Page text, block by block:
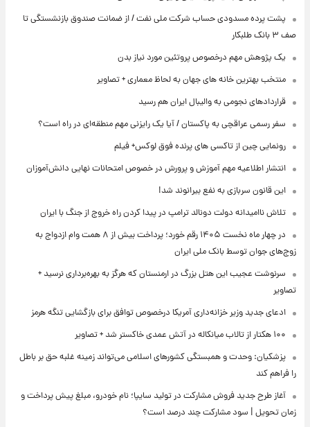
پشت پرده‌ مسدودی حساب شرکت ملی نفت / از ضمانت صندوق بازنشستگی تا
صف ۳ بانک طلبکار
یک پژوهش مهم درخصوص پروتئین مورد نیاز بدن
منتخب بهترین خانه های جهان به لحاظ معماری + تصاویر
قراردادهای نجومی به والیبال ایران هم رسید
سفر رسمی عراقچی به پاکستان / آیا یک رایزنی مهم منطقه‌ای در راه است؟
رونمایی چین از تاکسی های پرنده فوق لوکس+ فیلم
انتشار اطلاعیه مهم آموزش و پرورش در خصوص امتحانات نهایی دانش‌آموزان
این قانون سربازی به نفع بیرانوند شد!
تلاش ناامیدانه‌ دولت دونالد ترامپ در پیدا کردن راه خروج از جنگ با ایران
در چهار ماه نخست ۱۴۰۵ رقم خورد؛ پرداخت بیش از ۸ همت وام ازدواج به
زوج‌های جوان توسط بانک ملی ایران
سرنوشت عجیب این هتل بزرگ در ارمنستان که هرگز به بهره‌برداری نرسید +
تصاویر
ادعای جدید وزیر خزانه‌داری آمریکا درخصوص توافق برای بازگشایی تنگه هرمز
۱۰۰ هکتار از تالاب میانکاله در آتش عمدی خاکستر شد + تصاویر
پزشکیان: وحدت و همبستگی کشورهای اسلامی می‌تواند زمینه غلبه حق بر باطل
را فراهم کند
آغاز طرح جدید فروش مشارکت در تولید سایپا؛ نام خودرو، مبلغ پیش پرداخت و
زمان تحویل | سود مشارکت چند درصد است؟